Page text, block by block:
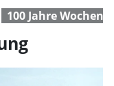
100 Jahre